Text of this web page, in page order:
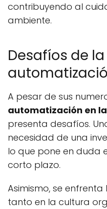
contribuyendo al
ambiente.
Desafíos de la
A pesar de sus
automatización en
presenta desafíos.
necesidad de una
lo que pone en duda
corto plazo.
Asimismo, se
tanto en la cultura